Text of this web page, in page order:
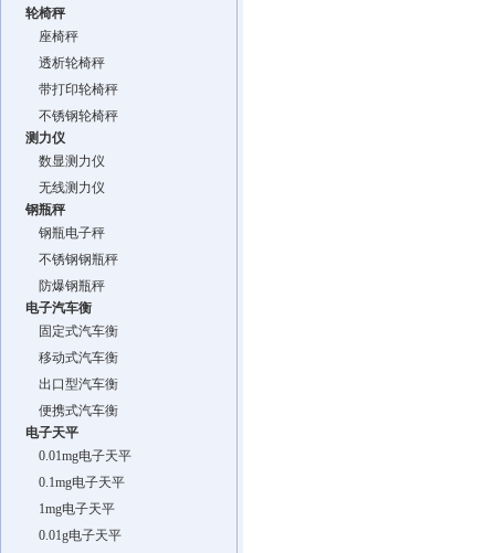
轮椅秤
座椅秤
透析轮椅秤
带打印轮椅秤
不锈钢轮椅秤
测力仪
数显测力仪
无线测力仪
钢瓶秤
钢瓶电子秤
不锈钢钢瓶秤
防爆钢瓶秤
电子汽车衡
固定式汽车衡
移动式汽车衡
出口型汽车衡
便携式汽车衡
电子天平
0.01mg电子天平
0.1mg电子天平
1mg电子天平
0.01g电子天平